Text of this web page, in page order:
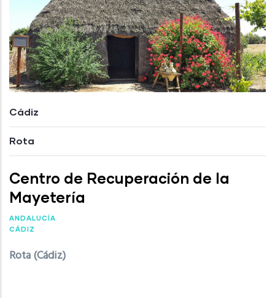
Cádiz
Rota
Centro de Recuperación de la
Mayetería
ANDALUCÍA
CÁDIZ
Rota (Cádiz)